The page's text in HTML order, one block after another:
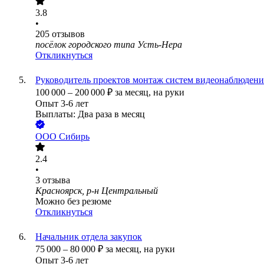
3.8
•
205 отзывов
посёлок городского типа Усть-Нера
Откликнуться
Руководитель проектов монтаж систем
100 000 – 200 000 ₽ за месяц, на руки
Опыт 3-6 лет
Выплаты: Два раза в месяц
ООО Сибирь
2.4
•
3 отзыва
Красноярск, р-н Центральный
Можно без резюме
Откликнуться
Начальник отдела закупок
75 000 – 80 000 ₽ за месяц, на руки
Опыт 3-6 лет